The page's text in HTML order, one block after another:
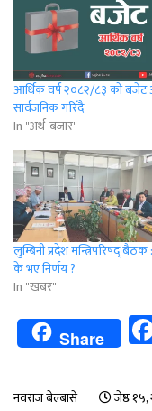
आर्थिक वर्ष २०८२/८३ को
सार्वजनिक गरिँदै
In "अर्थ-बजार"
लुम्बिनी प्रदेश मन्त्रिपरिषद्
के भए निर्णय ?
In "खबर"
Share
नवराज बेल्बासे जेष्ठ